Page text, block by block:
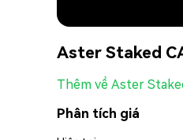
Aster Staked
Thêm về Aster
Phân tích giá